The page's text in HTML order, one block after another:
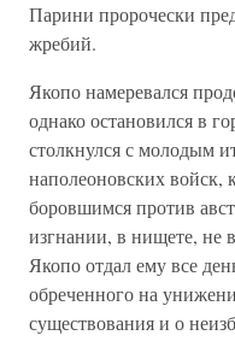
Парини пророчески
жребий.
Якопо намеревался
однако остановился в
столкнулся с молодым
наполеоновских войск,
боровшимся против
изгнании, в нищете, не
Якопо отдал ему все
обреченного на
существования и о